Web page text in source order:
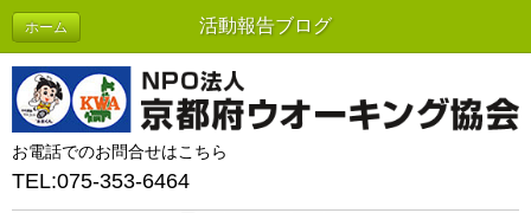
活動報告ブログ
ホーム
お電話でのお問合せはこちら
TEL:075-353-6464